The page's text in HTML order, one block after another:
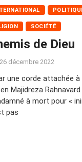
SOCIÉTÉ
de Dieu
26 décembre 2022
une corde attachée à
Majidreza Rahnavard
à mort pour «
pas